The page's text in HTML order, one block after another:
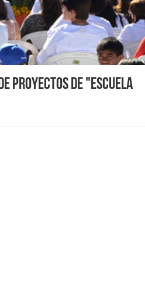
proyectos de "Escuela